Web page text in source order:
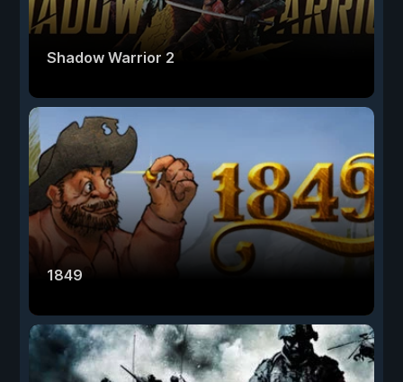
Shadow Warrior 2
1849